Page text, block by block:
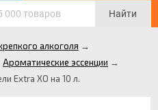
Найти
алкоголя →
Ароматические эссенции →
Extra ХО на 10 л.